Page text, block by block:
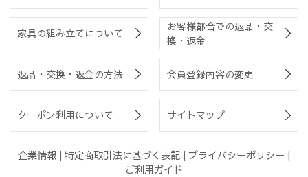
家具の組み立てについて
お客様都合での返品・交
換・返金
返品・交換・返金の方法 会員登録内容の変更
クーポン利用について サイトマップ
企業情報 | 特定商取引法に基づく表記 | プライバシーポリシー |
ご利用ガイド